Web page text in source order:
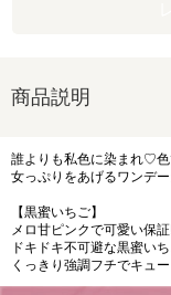
商品説明
誰よりも私色に染まれ♡
女っぷりをあげるワンデ
【黒蜜いちご】
メロ甘ピンクで可愛い保
ドキドキ不可避な黒蜜い
くっきり強調フチでキュ